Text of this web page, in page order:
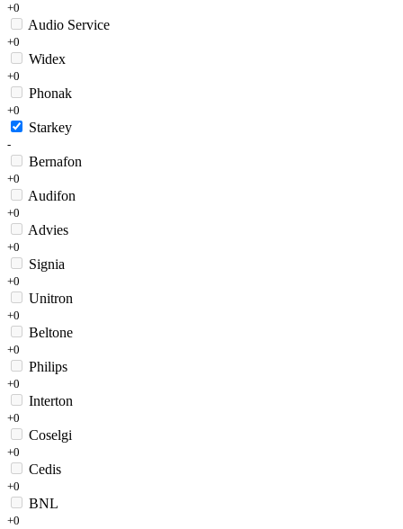
+0
Audio Service
+0
Widex
+0
Phonak
+0
Starkey
-
Bernafon
+0
Audifon
+0
Advies
+0
Signia
+0
Unitron
+0
Beltone
+0
Philips
+0
Interton
+0
Coselgi
+0
Cedis
+0
BNL
+0